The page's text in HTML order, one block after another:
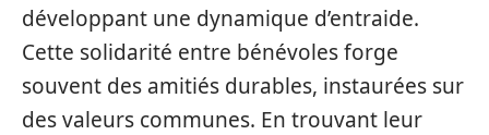
développant une dynamique d’entraide.
Cette solidarité entre bénévoles forge
souvent des amitiés durables, instaurées sur
des valeurs communes. En trouvant leur